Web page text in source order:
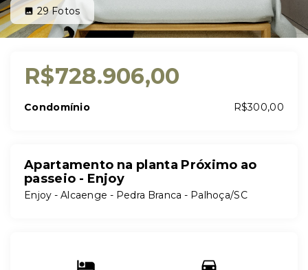
29Fotos
R$728.906,00
Condomínio R$300,00
Apartamento na planta Próximo ao
passeio - Enjoy
Enjoy - Alcaenge - Pedra Branca - Palhoça/SC